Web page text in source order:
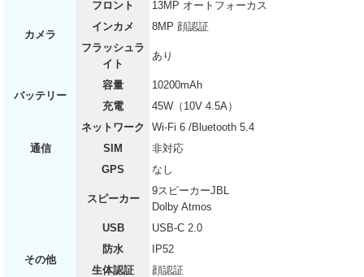
カメラ
フロント
13MP オートフォーカス
インカメ
8MP 顔認証
フラッシュラ
イト
あり
バッテリー
容量
10200mAh
充電
45W（10V 4.5A）
通信
ネットワーク
Wi-Fi 6 /Bluetooth 5.4
SIM
非対応
GPS
なし
その他
スピーカー
9スピーカーJBL
Dolby Atmos
USB
USB-C 2.0
防水
IP52
生体認証
顔認証